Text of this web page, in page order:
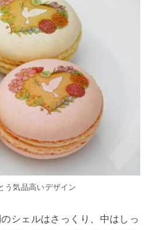
う気品高いデザイン
シェルはさっくり、中はしっ